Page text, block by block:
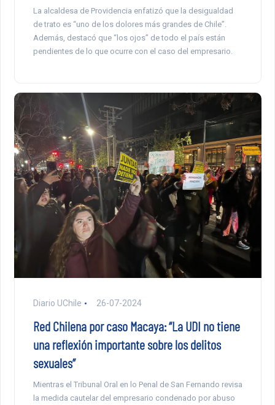
La alcaldesa de Providencia enfatizó que la desigualdad
de trato es “uno de los dolores más grandes de Chile”.
Además, destacó que “los ojos” de todo el país están
pendientes de lo que ocurre con el caso del empresario.
Diario UChile 26-07-2024
Red Chilena por caso Macaya: “La UDI no tiene
una reflexión importante sobre los delitos
sexuales”
Mientras el Tribunal Oral en lo Penal de San Fernando revisa
la medida cautelar del empresario condenado por abuso